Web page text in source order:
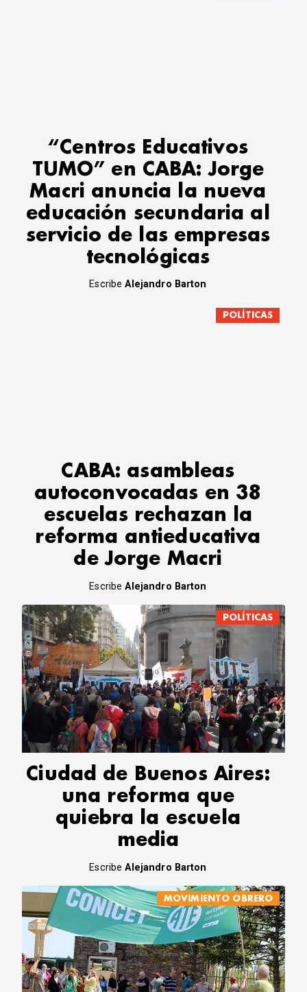
“Centros Educativos
TUMO” en CABA: Jorge
Macri anuncia la nueva
educación secundaria al
servicio de las empresas
tecnológicas
EscribeAlejandro Barton
POLÍTICAS
CABA: asambleas
autoconvocadas en 38
escuelas rechazan la
reforma antieducativa
de Jorge Macri
EscribeAlejandro Barton
POLÍTICAS
Ciudad de Buenos Aires:
una reforma que
quiebra la escuela
media
EscribeAlejandro Barton
MOVIMIENTO OBRERO